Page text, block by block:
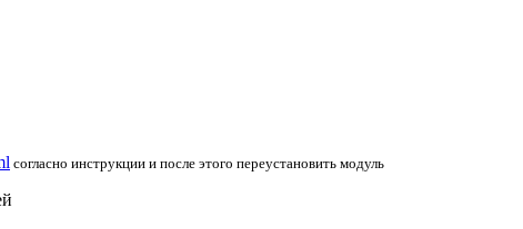
согласно инструкции и после этого переустановить модуль